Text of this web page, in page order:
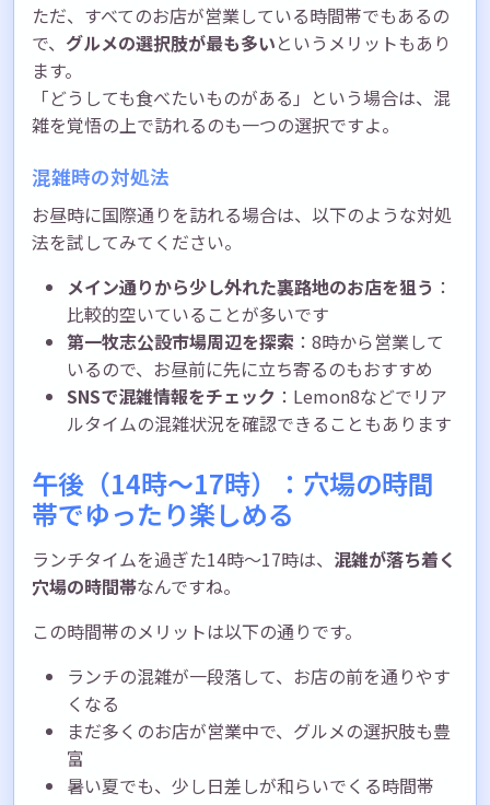
ただ、すべてのお店が営業している時間帯でもあるの
で、 グルメの選択肢が最も多いというメリットもあり
ます。
「どうしても食べたいものがある」という場合は、混
雑を覚悟の上で訪れるのも一つの選択ですよ。
混雑時の対処法
お昼時に国際通りを訪れる場合は、以下のような対処
法を試してみてください。
メイン通りから少し外れた裏路地のお店を狙う ：
比較的空いていることが多いです
第一牧志公設市場周辺を探索 ：8時から営業して
いるので、お昼前に先に立ち寄るのもおすすめ
SNSで混雑情報をチェック ：Lemon8などでリア
ルタイムの混雑状況を確認できることもあります
午後（14時〜17時）：穴場の時間
帯でゆったり楽しめる
ランチタイムを過ぎた14時〜17時は、 混雑が落ち着く
穴場の時間帯なんですね。
この時間帯のメリットは以下の通りです。
ランチの混雑が一段落して、お店の前を通りやす
くなる
まだ多くのお店が営業中で、グルメの選択肢も豊
富
暑い夏でも、少し日差しが和らいでくる時間帯